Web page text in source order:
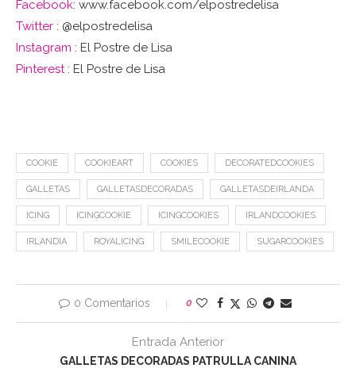
Facebook: www.facebook.com/elpostredelisa
Twitter : @elpostredelisa
Instagram : El Postre de Lisa
Pinterest: El Postre de Lisa
COOKIE COOKIEART COOKIES DECORATEDCOOKIES
GALLETAS GALLETASDECORADAS GALLETASDEIRLANDA
ICING ICINGCOOKIE ICINGCOOKIES IRLANDCOOKIES
IRLANDIA ROYALICING SMILECOOKIE SUGARCOOKIES
0 Comentarios 0
Entrada Anterior
GALLETAS DECORADAS PATRULLA CANINA